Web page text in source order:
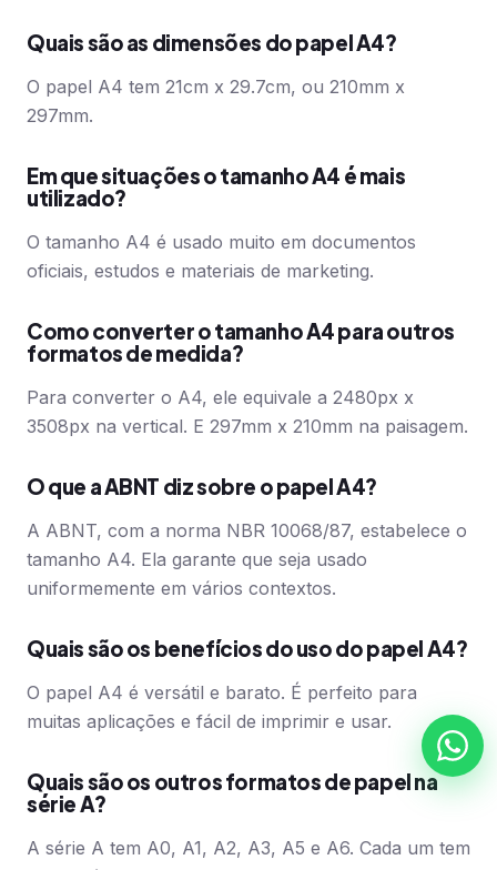
Quais são as dimensões do papel A4?
O papel A4 tem 21cm x 29.7cm, ou 210mm x
297mm.
Em que situações o tamanho A4 é mais
utilizado?
O tamanho A4 é usado muito em documentos
oficiais, estudos e materiais de marketing.
Como converter o tamanho A4 para outros
formatos de medida?
Para converter o A4, ele equivale a 2480px x
3508px na vertical. E 297mm x 210mm na paisagem.
O que a ABNT diz sobre o papel A4?
A ABNT, com a norma NBR 10068/87, estabelece o
tamanho A4. Ela garante que seja usado
uniformemente em vários contextos.
Quais são os benefícios do uso do papel A4?
O papel A4 é versátil e barato. É perfeito para
muitas aplicações e fácil de imprimir e usar.
Quais são os outros formatos de papel na
série A?
A série A tem A0, A1, A2, A3, A5 e A6. Cada um tem